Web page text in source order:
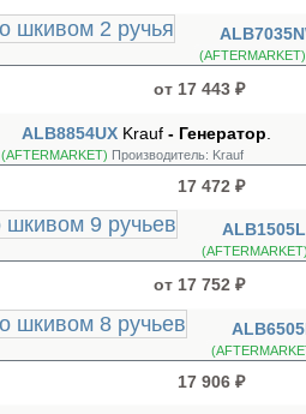
(AFTERMARKET)
от 17 443 ₽
ALB8854UX Krauf - Генератор
(AFTERMARKET) Производитель: Krauf
17 472 ₽
(AFTERMARKET)
от 17 752 ₽
17 906 ₽